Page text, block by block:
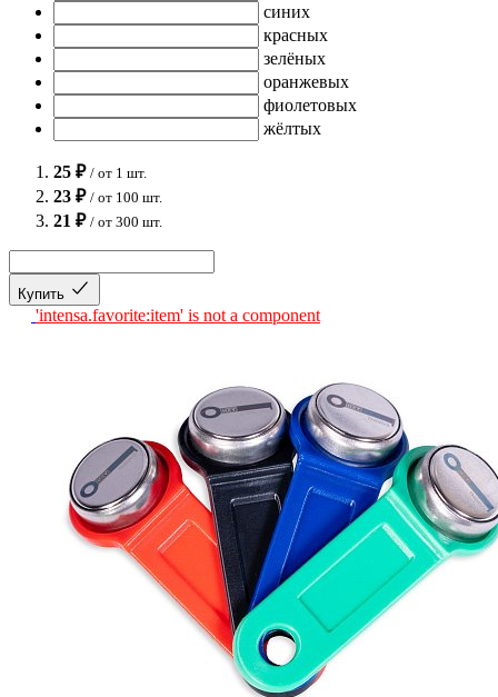
синих
красных
зелёных
оранжевых
фиолетовых
жёлтых
25 ₽ / от 1 шт.
23 ₽ / от 100 шт.
21 ₽ / от 300 шт.
Купить
'intensa.favorite:item' is not a component